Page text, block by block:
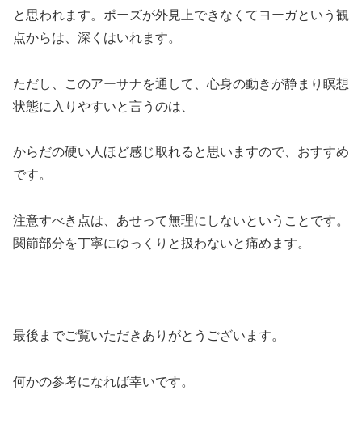
と思われます。ポーズが外見上できなくてヨーガという観
点からは、深くはいれます。
ただし、このアーサナを通して、心身の動きが静まり瞑想
状態に入りやすいと言うのは、
からだの硬い人ほど感じ取れると思いますので、おすすめ
です。
注意すべき点は、あせって無理にしないということです。
関節部分を丁寧にゆっくりと扱わないと痛めます。
最後までご覧いただきありがとうございます。
何かの参考になれば幸いです。